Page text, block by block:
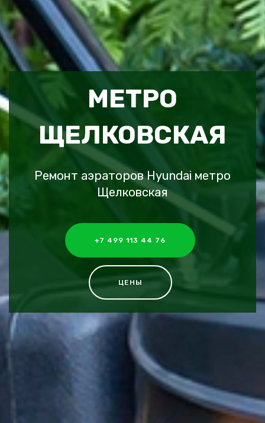
МЕТРО
ЩЕЛКОВСКАЯ
Ремонт аэраторов Hyundai метро
Щелковская
+7 499 113 44 76
ЦЕНЫ